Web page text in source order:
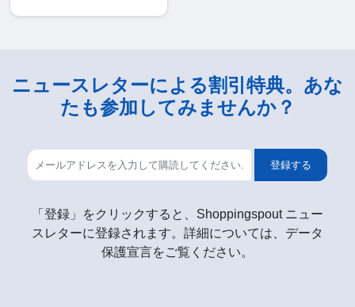
ニュースレターによる割引特典。あな
たも参加してみませんか？
登録する
「登録」をクリックすると、Shoppingspout ニュー
スレターに登録されます。詳細については、データ
保護宣言をご覧ください。